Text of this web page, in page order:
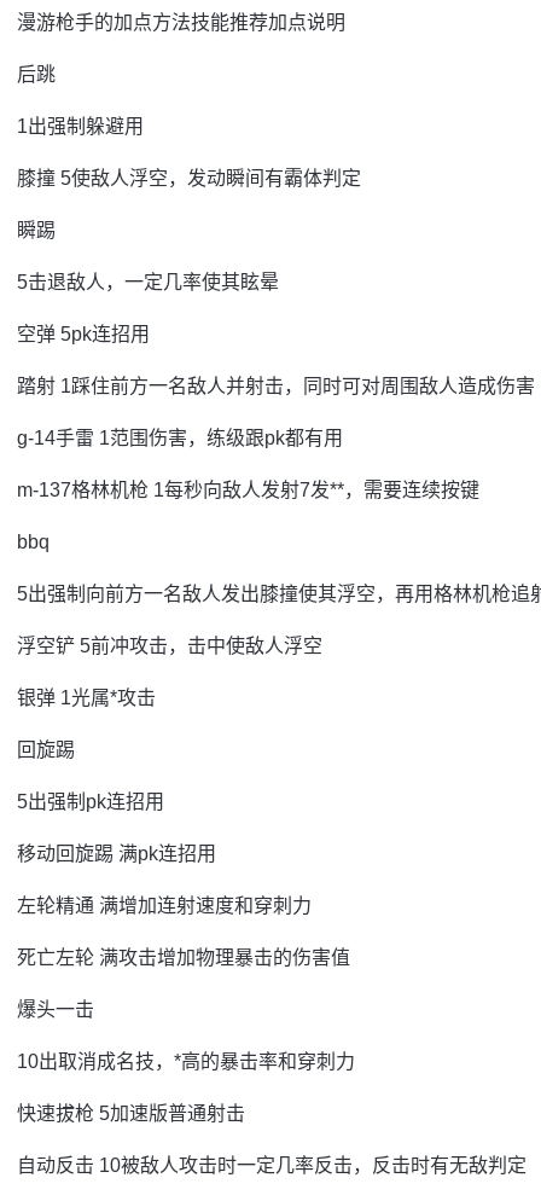
漫游枪手的加点方法技能推荐加点说明
后跳
1出强制躲避用
膝撞 5使敌人浮空，发动瞬间有霸体判定
瞬踢
5击退敌人，一定几率使其眩晕
空弹 5pk连招用
踏射 1踩住前方一名敌人并射击，同时可对周围敌人造成伤害
g-14手雷 1范围伤害，练级跟pk都有用
m-137格林机枪 1每秒向敌人发射7发**，需要连续按键
bbq
5出强制向前方一名敌人发出膝撞使其浮空，再用格林机枪追
浮空铲 5前冲攻击，击中使敌人浮空
银弹 1光属*攻击
回旋踢
5出强制pk连招用
移动回旋踢 满pk连招用
左轮精通 满增加连射速度和穿刺力
死亡左轮 满攻击增加物理暴击的伤害值
爆头一击
10出取消成名技，*高的暴击率和穿刺力
快速拔枪 5加速版普通射击
自动反击 10被敌人攻击时一定几率反击，反击时有无敌判定